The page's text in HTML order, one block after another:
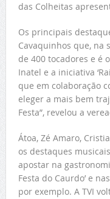
das Colheitas
Os principais
Cavaquinhos que, na
de 400 tocadores e é
Inatel e a iniciativa
que em colaboração
eleger a mais bem
Festa”, revelou a
Átoa, Zé Amaro,
os destaques
apostar na
Festa do Caurdo’ e
por exemplo. A TVI